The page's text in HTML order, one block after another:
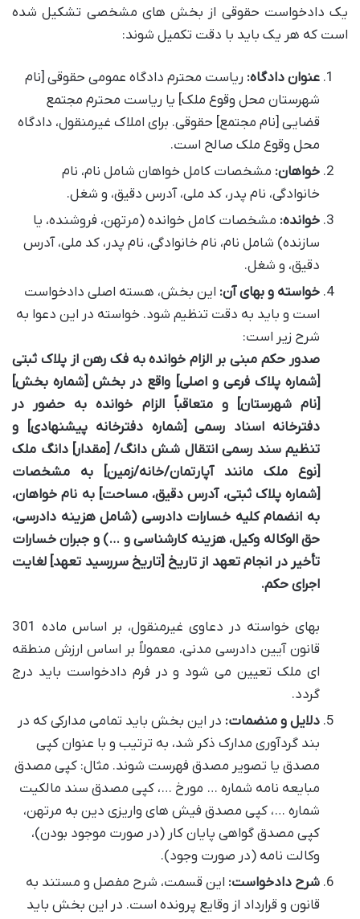
یک دادخواست حقوقی از بخش های مشخصی تشکیل شده
است که هر یک باید با دقت تکمیل شوند:
عنوان دادگاه: ریاست محترم دادگاه عمومی حقوقی [نام
شهرستان محل وقوع ملک] یا ریاست محترم مجتمع
قضایی [نام مجتمع] حقوقی. برای املاک غیرمنقول، دادگاه
محل وقوع ملک صالح است.
خواهان: مشخصات کامل خواهان شامل نام، نام
خانوادگی، نام پدر، کد ملی، آدرس دقیق، و شغل.
خوانده: مشخصات کامل خوانده (مرتهن، فروشنده، یا
سازنده) شامل نام، نام خانوادگی، نام پدر، کد ملی، آدرس
دقیق، و شغل.
خواسته و بهای آن: این بخش، هسته اصلی دادخواست
است و باید به دقت تنظیم شود. خواسته در این دعوا به
شرح زیر است:
صدور حکم مبنی بر الزام خوانده به فک رهن از پلاک ثبتی
[شماره پلاک فرعی و اصلی] واقع در بخش [شماره بخش]
[نام شهرستان] و متعاقباً الزام خوانده به حضور در
دفترخانه اسناد رسمی [شماره دفترخانه پیشنهادی] و
تنظیم سند رسمی انتقال شش دانگ/ [مقدار] دانگ ملک
[نوع ملک مانند آپارتمان/خانه/زمین] به مشخصات
[شماره پلاک ثبتی، آدرس دقیق، مساحت] به نام خواهان،
به انضمام کلیه خسارات دادرسی (شامل هزینه دادرسی،
حق الوکاله وکیل، هزینه کارشناسی و …) و جبران خسارات
تأخیر در انجام تعهد از تاریخ [تاریخ سررسید تعهد] لغایت
اجرای حکم.
بهای خواسته در دعاوی غیرمنقول، بر اساس ماده 301
قانون آیین دادرسی مدنی، معمولاً بر اساس ارزش منطقه
ای ملک تعیین می شود و در فرم دادخواست باید درج
گردد.
دلایل و منضمات: در این بخش باید تمامی مدارکی که در
بند گردآوری مدارک ذکر شد، به ترتیب و با عنوان کپی
مصدق یا تصویر مصدق فهرست شوند. مثال: کپی مصدق
مبایعه نامه شماره … مورخ …، کپی مصدق سند مالکیت
شماره …، کپی مصدق فیش های واریزی دین به مرتهن،
کپی مصدق گواهی پایان کار (در صورت موجود بودن)،
وکالت نامه (در صورت وجود).
شرح دادخواست: این قسمت، شرح مفصل و مستند به
قانون و قرارداد از وقایع پرونده است. در این بخش باید